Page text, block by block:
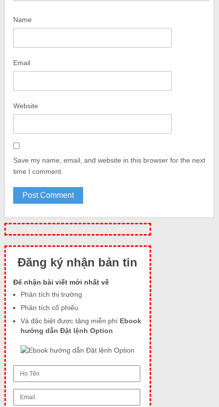
Name
Email
Website
Save my name, email, and website in this browser for the next
time I comment.
Đăng ký nhận bản tin
Để nhận bài viết mới nhất về
Phân tích thị trường
Phân tích cổ phiếu
Và đặc biệt được tặng miễn phí Ebook
hướng dẫn Đặt lệnh Option